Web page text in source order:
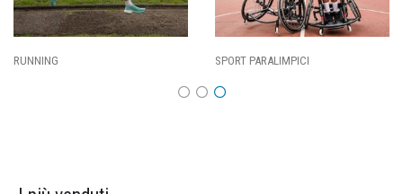
SPORT PARALIMPICI